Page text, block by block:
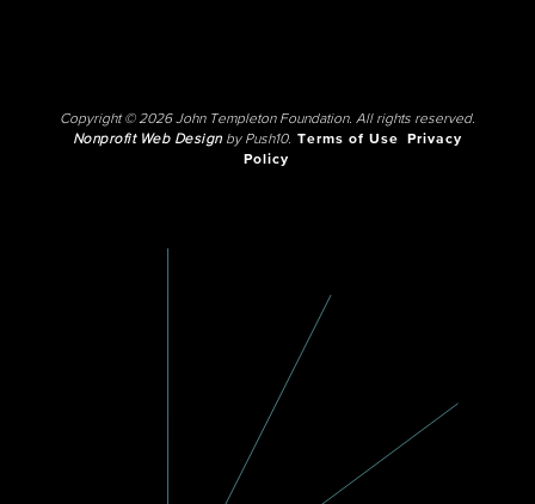
Copyright © 2026 John Templeton Foundation. All rights reserved.
Nonprofit Web Designby Push10. Terms of Use
Privacy
Policy